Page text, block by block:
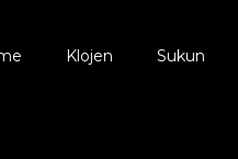
Klojen Sukun